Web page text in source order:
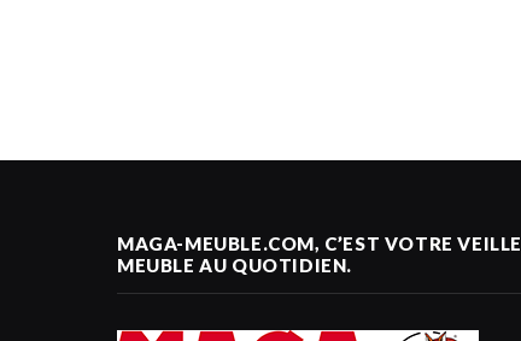
MAGA-MEUBLE.COM, C’EST VOTRE VEILLE
MEUBLE AU QUOTIDIEN.